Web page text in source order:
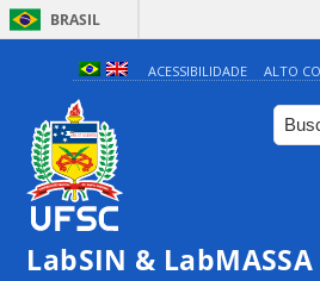
BRASIL
ACESSIBILIDADE ALTO
LabSIN & LabMASSA